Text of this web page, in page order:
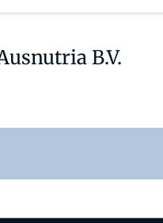
B.V.